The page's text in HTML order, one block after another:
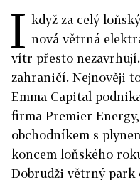
I když za celý
nová větrná
vítr přesto
zahraničí. Nejnověji
Emma Capital
firma Premier
obchodníkem s
koncem loňského
Dobrudži větrný park